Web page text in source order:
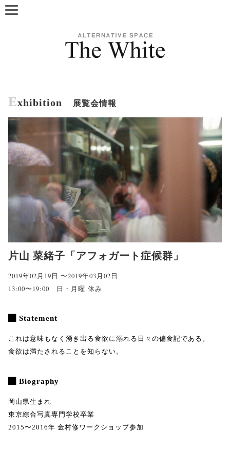
Exhibition 展覧会情報
片山 菜緒子「アフォガート症候群」
2019年02月19日 〜2019年03月02日
13:00〜19:00 日・月曜 休み
Statement
これは意味もなく湧き出る食欲に溺れる日々の偏食記である。
食欲は満たされることを知らない。
Biography
岡山県生まれ
東京綜合写真専門学校卒業
2015〜2016年 金村修ワークショップ参加